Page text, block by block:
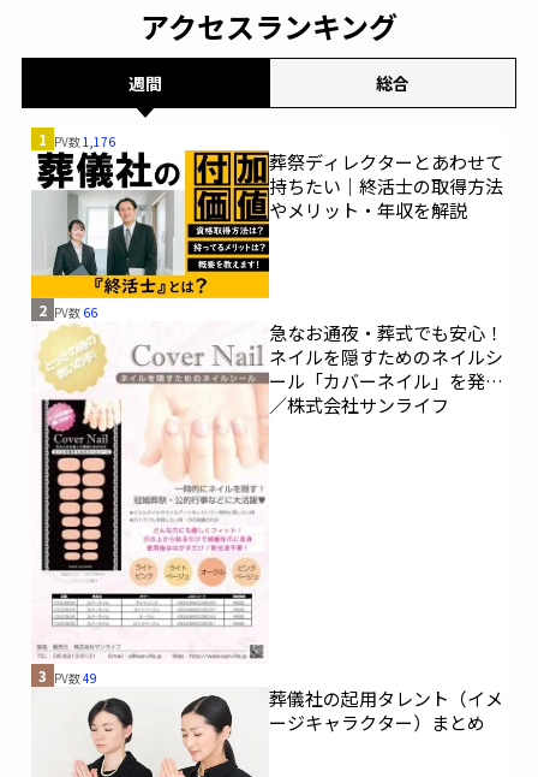
アクセスランキング
週間 総合
1 PV数1,176
葬祭ディレクターとあわせて
持ちたい｜終活士の取得方法
やメリット・年収を解説
2 PV数 66
急なお通夜・葬式でも安心！
ネイルを隠すためのネイルシ
ール「カバーネイル」を発売
／株式会社サンライフ
3 PV数49
葬儀社の起用タレント（イメ
ージキャラクター）まとめ